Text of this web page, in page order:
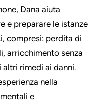
Dana aiuta
e preparare le istanze
compresi: perdita di
arricchimento senza
altri rimedi ai danni.
nella
e